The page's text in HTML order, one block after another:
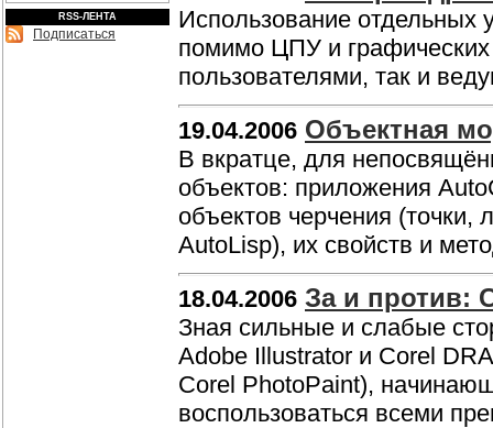
RSS-ЛЕНТА
Подписаться
Использование отдельных
помимо ЦПУ и графических
пользователями, так и
19.04.2006 Объектная
В вкратце, для
объектов: приложения
объектов черчения
AutoLisp), их свойств и
18.04.2006 За и против:
Зная сильные и слабые
Adobe Illustrator и Corel
Corel PhotoPaint),
воспользоваться всеми